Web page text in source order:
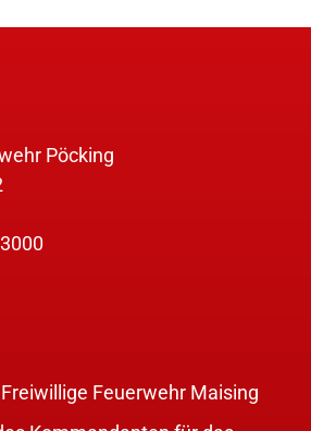
Pöcking
Feuerwehr Maising